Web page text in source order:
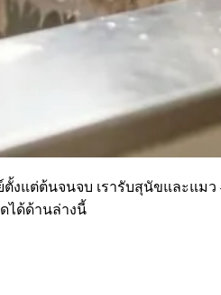
ตั้งแต่ต้นจนจบ เรารับสุนัขและ
ได้ด้านล่างนี้